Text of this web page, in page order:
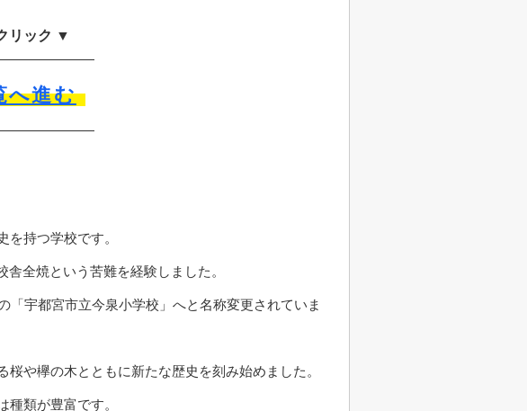
リック ▼
へ進む
を持つ学校です。
全焼という苦難を経験しました。
「宇都宮市立今泉小学校」へと名称変更されていま
や欅の木とともに新たな歴史を刻み始めました。
類が豊富です。